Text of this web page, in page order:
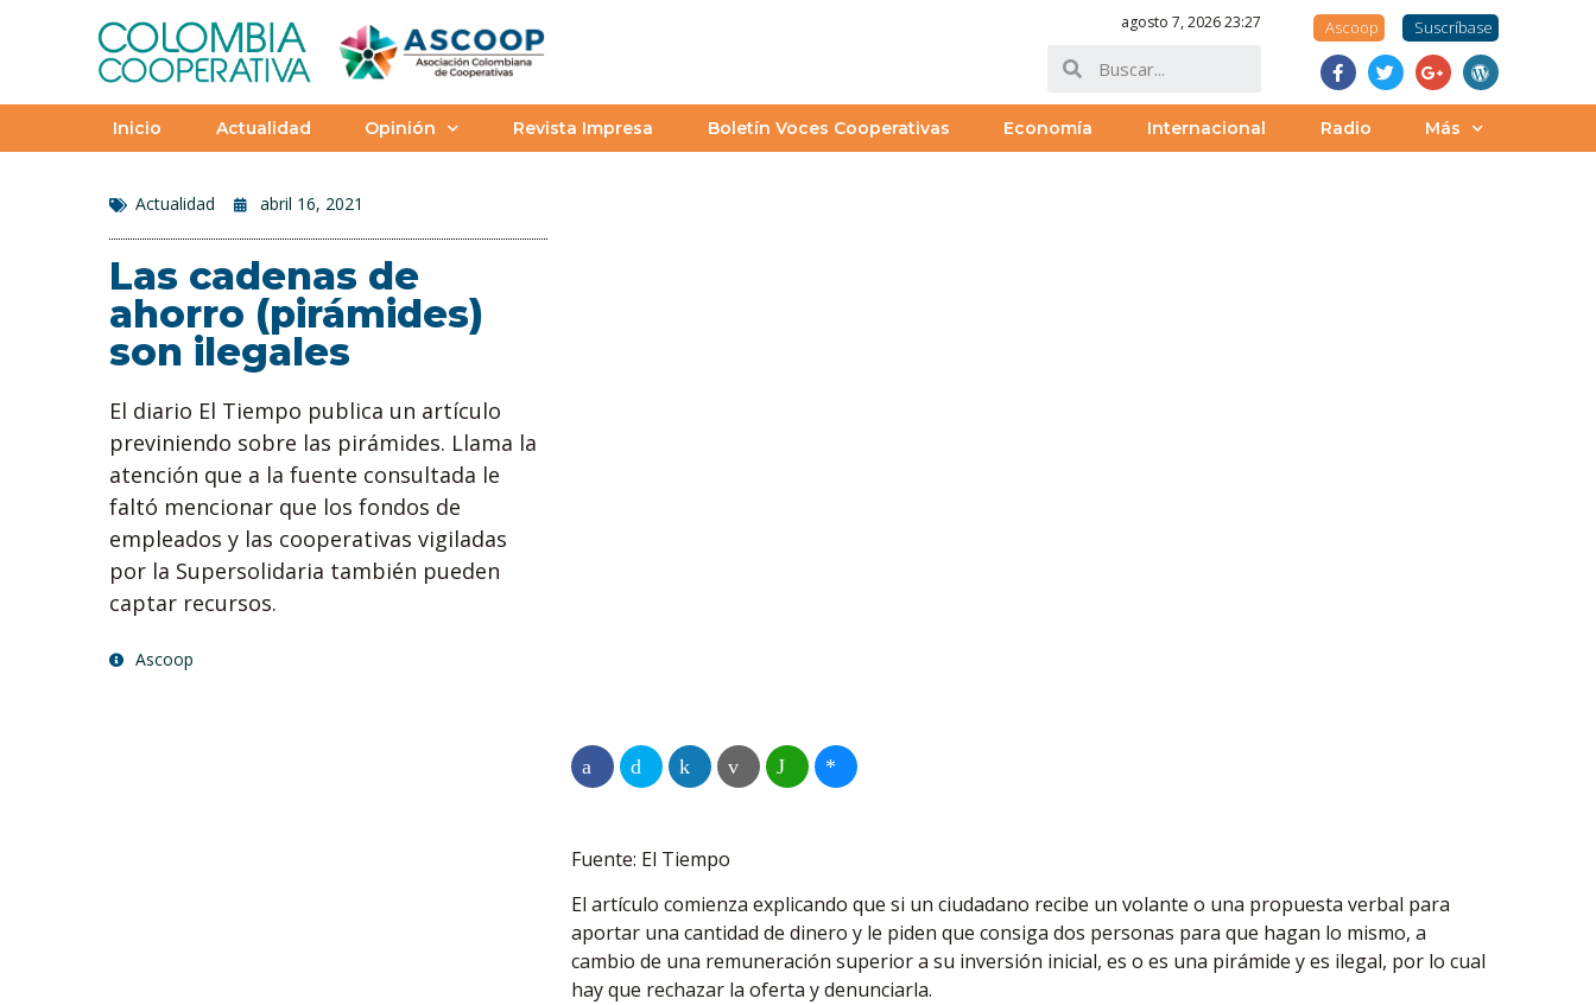
agosto 7, 2026 23:27 Ascoop Suscríbase
Inicio Actualidad Opinión Revista Impresa Boletín Voces Cooperativas Economía Internacional Radio Más
Actualidad abril 16, 2021
Las cadenas de
ahorro (pirámides)
son ilegales
El diario El Tiempo publica un artículo
previniendo sobre las pirámides. Llama la
atención que a la fuente consultada le
faltó mencionar que los fondos de
empleados y las cooperativas vigiladas
por la Supersolidaria también pueden
captar recursos.
Ascoop
Fuente: El Tiempo
El artículo comienza explicando que si un ciudadano recibe un volante o una propuesta verbal para
aportar una cantidad de dinero y le piden que consiga dos personas para que hagan lo mismo, a
cambio de una remuneración superior a su inversión inicial, es o es una pirámide y es ilegal, por lo cual
hay que rechazar la oferta y denunciarla.